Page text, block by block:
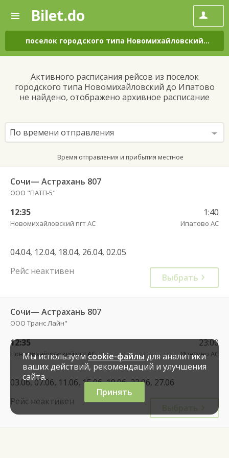
—
Поиск
и
покупка
билетов
автобус
онлайн
Bilet.do
поселок городского типа Новомихайловский
–
Активного расписания рейсов из поселок
городского типа Новомихайловский до Ипатово
не найдено, отображено архивное расписание
По времени отправления
Время отправления и прибытия местное
Сочи— Астрахань 807
ООО "ПАТП-5"
12:35
Новомихайловский пгт АС
1:40
Ипатово АС
04.04, 12.04, 18.04, 26.04, 02.05
Рейс неактивен
Выбрать
Сочи— Астрахань 807
ООО Транс Лайн"
12:35
Новомихайловский пгт АС
23:00
Ипатово АС
03.06, 07.06, 11.06, 15.06, 19.06, 23.06, 27.06
Рейс неактивен
Мы используемcookie-файлы для аналитики
ваших действий, рекомендаций и улучшения
сайта.
Принять